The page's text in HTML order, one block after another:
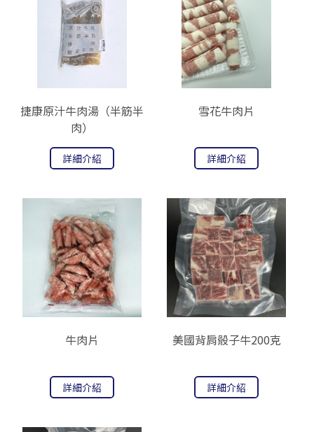
捷康原汁牛肉湯（半筋半
肉）
詳細介紹
雪花牛肉片
詳細介紹
牛肉片
詳細介紹
美國背肩骰子牛200克
詳細介紹